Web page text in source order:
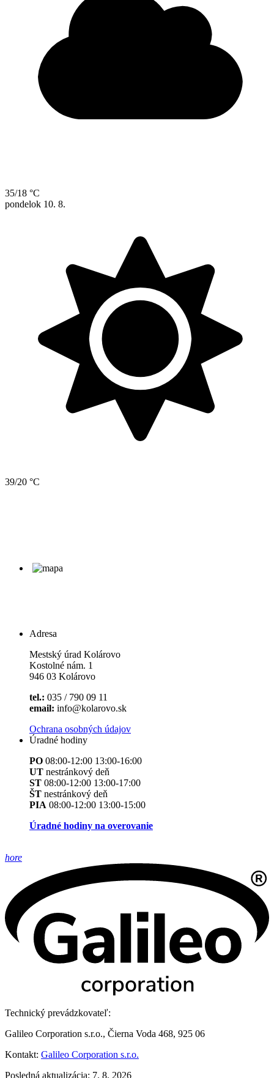
35/18 °C
pondelok 10. 8.
39/20 °C
Adresa
Mestský úrad Kolárovo
Kostolné nám. 1
946 03 Kolárovo
tel.: 035 / 790 09 11
email: info@kolarovo.sk
Ochrana osobných údajov
Úradné hodiny
PO 08:00-12:00 13:00-16:00
UT nestránkový deň
ST 08:00-12:00 13:00-17:00
ŠT nestránkový deň
PIA 08:00-12:00 13:00-15:00
Úradné hodiny na overovanie
hore
Technický prevádzkovateľ:
Galileo Corporation s.r.o., Čierna Voda 468, 925 06
Kontakt: Galileo Corporation s.r.o.
Posledná aktualizácia: 7. 8. 2026